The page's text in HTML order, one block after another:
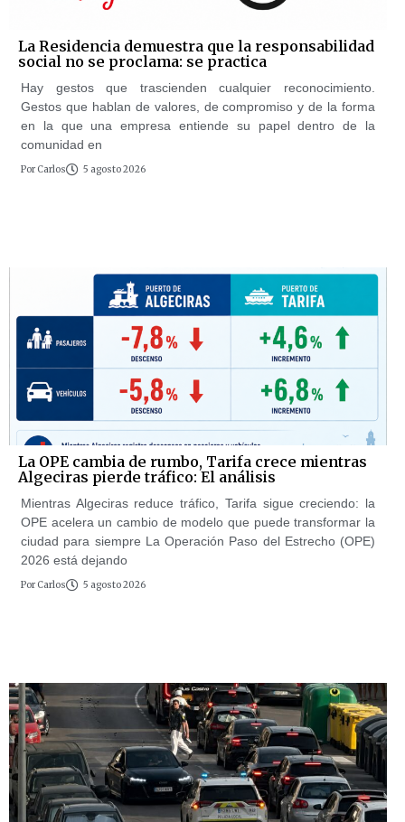
La Residencia demuestra que la responsabilidad
social no se proclama: se practica
Hay gestos que trascienden cualquier reconocimiento.
Gestos que hablan de valores, de compromiso y de la forma
en la que una empresa entiende su papel dentro de la
comunidad en
Por Carlos 5 agosto 2026
La OPE cambia de rumbo, Tarifa crece mientras
Algeciras pierde tráfico: El análisis
Mientras Algeciras reduce tráfico, Tarifa sigue creciendo: la
OPE acelera un cambio de modelo que puede transformar la
ciudad para siempre La Operación Paso del Estrecho (OPE)
2026 está dejando
Por Carlos 5 agosto 2026